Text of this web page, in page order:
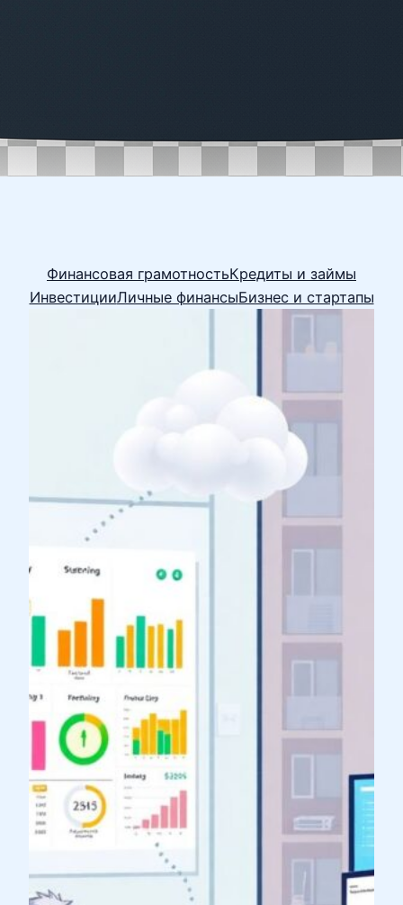
Финансовая грамотностьКредиты и займы
ИнвестицииЛичные финансыБизнес и стартапы